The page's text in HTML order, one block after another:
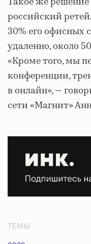
российский
30% его офисных
удаленно, около
«Кроме того, мы
конференции,
в онлайн», —
сети «Магнит»
ТЕМЫ